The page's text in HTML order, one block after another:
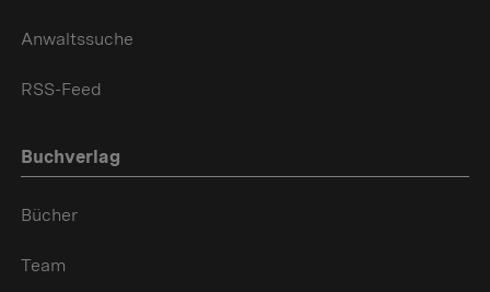
Anwaltssuche
RSS-Feed
Buchverlag
Bücher
Team